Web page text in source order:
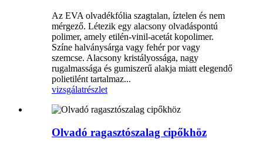
Az EVA olvadékfólia szagtalan, íztelen és nem
mérgező. Létezik egy alacsony olvadáspontú
polimer, amely etilén-vinil-acetát kopolimer.
Színe halványsárga vagy fehér por vagy
szemcse. Alacsony kristályossága, nagy
rugalmassága és gumiszerű alakja miatt elegendő
polietilént tartalmaz...
vizsgálatrészlet
Olvadó ragasztószalag cipőkhöz